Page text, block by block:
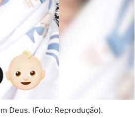
Deus. (Foto: Reprodução).